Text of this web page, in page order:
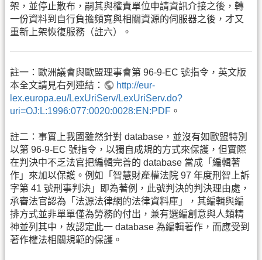
架，並停止散布，嗣其與權責單位申請資訊介接之後，轉
一份資料到自行負擔頻寬與相關資源的伺服器之後，才又
重新上架恢復服務（註六）。
註一：歐洲議會與歐盟理事會第 96-9-EC 號指令，英文版
本全文請見右列連結：
http://eur-
lex.europa.eu/LexUriServ/LexUriServ.do?
uri=OJ:L:1996:077:0020:0028:EN:PDF 。
註二：事實上我國雖然針對 database，並沒有如歐盟特別
以第 96-9-EC 號指令，以獨自成規的方式來保護，但實際
在判決中不乏法官把編輯完善的 database 當成「編輯著
作」來加以保護。例如「智慧財產權法院 97 年度刑智上訴
字第 41 號刑事判決」即為著例，此號判決的判決理由處，
承審法官認為「法源法律網的法律資料庫」，其編輯與編
排方式並非單單僅為勞務的付出，兼有選編創意與人類精
神並列其中，故認定此一 database 為編輯著作，而應受到
著作權法相關規範的保護。